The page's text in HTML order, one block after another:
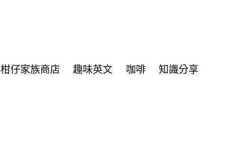
柑仔家族商店 趣味英文 咖啡 知識分享